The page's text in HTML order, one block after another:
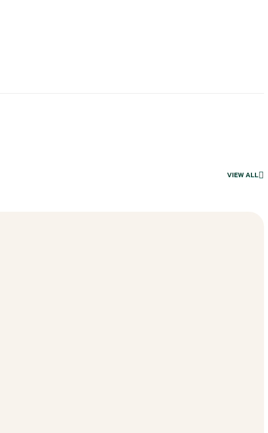
VIEW ALL